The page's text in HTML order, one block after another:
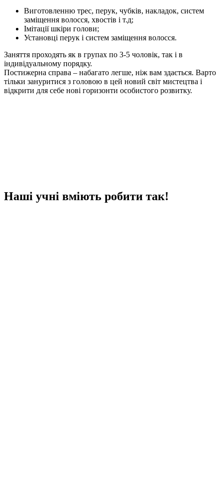
Виготовленню трес, перук, чубків, накладок, систем
заміщення волосся, хвостів і т.д;
Імітації шкіри голови;
Установці перук і систем заміщення волосся.
Заняття проходять як в групах по 3-5 чоловік, так і в
індивідуальному порядку.
Постижерна справа – набагато легше, ніж вам здається. Варто
тільки зануритися з головою в цей новий світ мистецтва і
відкрити для себе нові горизонти особистого розвитку.
Наші учні вміють робити так!